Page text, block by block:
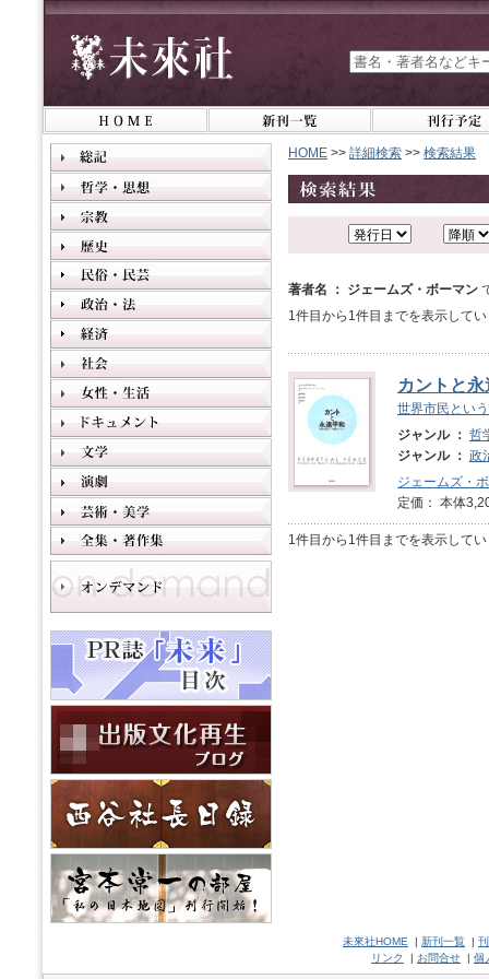
HOME >> 詳細検索 >> 検索結果
著者名 ： ジェームズ・ボーマン
1件目から1件目までを表示して
カントと
世界市民とい
ジャンル ： 哲
ジャンル ： 政
ジェームズ・
定価： 本体
1件目から1件目までを表示して
未來社HOME | 新刊一覧 |
リンク
| お問合せ | 個